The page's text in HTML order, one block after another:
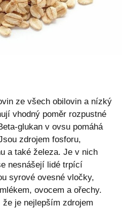
ze všech obilovin a nízký
vhodný poměr rozpustné
glukan v ovsu pomáhá
zdrojem fosforu,
a také železa. Je v nich
nesnášejí lidé trpící
syrové ovesné vločky,
ovocem a ořechy.
je nejlepším zdrojem